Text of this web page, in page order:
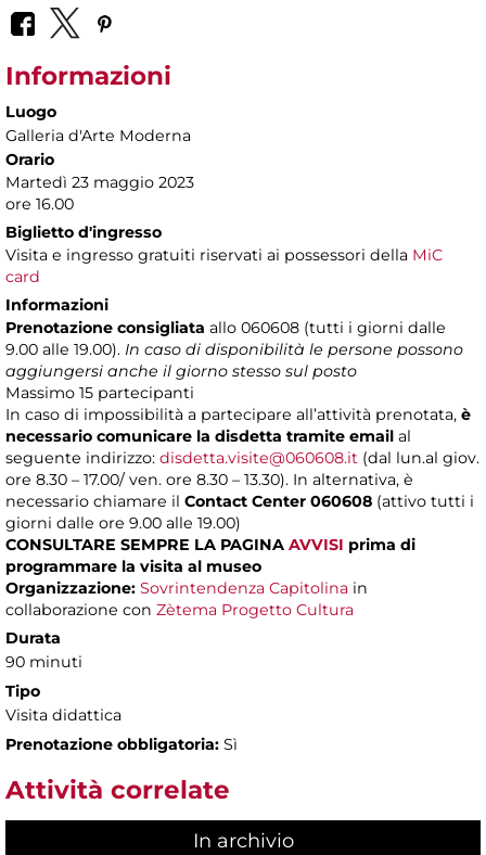
Informazioni
Luogo
Galleria d'Arte Moderna
Orario
Martedì 23 maggio 2023
ore 16.00
Biglietto d'ingresso
Visita e ingresso gratuiti riservati ai possessori della MiC
card
Informazioni
Prenotazione consigliata allo 060608 (tutti i giorni dalle
9.00 alle 19.00). In caso di disponibilità le persone possono
aggiungersi anche il giorno stesso sul posto
Massimo 15 partecipanti
In caso di impossibilità a partecipare all’attività prenotata, è
necessario comunicare la disdetta tramite email al
seguente indirizzo: disdetta.visite@060608.it (dal lun.al giov.
ore 8.30 – 17.00/ ven. ore 8.30 – 13.30). In alternativa, è
necessario chiamare il Contact Center 060608 (attivo tutti i
giorni dalle ore 9.00 alle 19.00)
CONSULTARE SEMPRE LA PAGINA AVVISI prima di
programmare la visita al museo
Organizzazione: Sovrintendenza Capitolina in
collaborazione con Zètema Progetto Cultura
Durata
90 minuti
Tipo
Visita didattica
Prenotazione obbligatoria: Sì
Attività correlate
In archivio